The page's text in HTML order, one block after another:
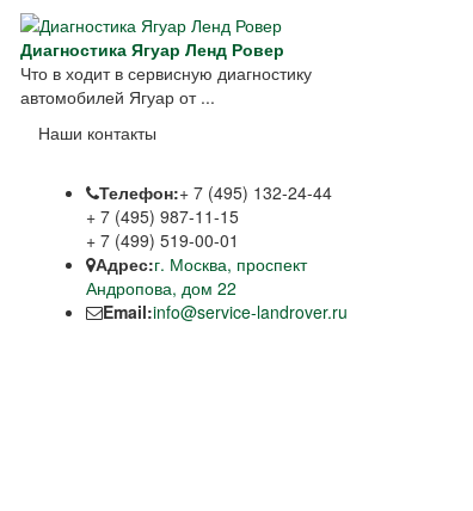
Диагностика Ягуар Ленд Ровер
Что в ходит в сервисную диагностику
автомобилей Ягуар от ...
Наши контакты
Телефон:+ 7 (495) 132-24-44
+ 7 (495) 987-11-15
+ 7 (499) 519-00-01
Адрес:г. Москва, проспект
Андропова, дом 22
Email:info@service-landrover.ru